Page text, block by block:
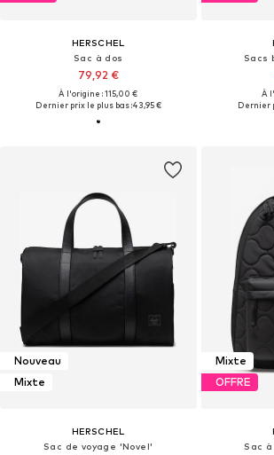
HERSCHEL
Sac à dos
79,92 €
À l'origine : 115,00 €
Dernier prix le plus bas :43,95 €
Sacs
À
Dernier
Nouveau
Mixte
HERSCHEL
Sac de voyage 'Novel'
Mixte
OFFRE
Sac